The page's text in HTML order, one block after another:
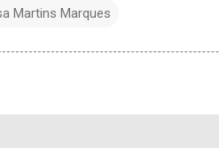
Martins Marques